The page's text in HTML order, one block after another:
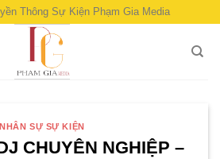
Thông Sự Kiện Phạm Gia Media
NHÂN SỰ SỰ KIỆN
CHUYÊN NGHIỆP –